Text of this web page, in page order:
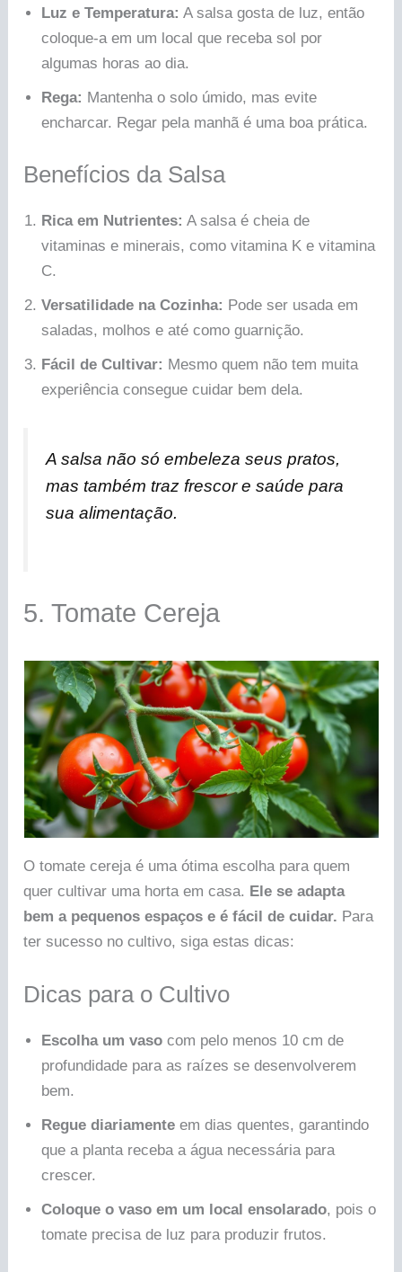
Luz e Temperatura: A salsa gosta de luz, então
coloque-a em um local que receba sol por
algumas horas ao dia.
Rega: Mantenha o solo úmido, mas evite
encharcar. Regar pela manhã é uma boa prática.
Benefícios da Salsa
Rica em Nutrientes: A salsa é cheia de
vitaminas e minerais, como vitamina K e vitamina
C.
Versatilidade na Cozinha: Pode ser usada em
saladas, molhos e até como guarnição.
Fácil de Cultivar: Mesmo quem não tem muita
experiência consegue cuidar bem dela.
A salsa não só embeleza seus pratos,
mas também traz frescor e saúde para
sua alimentação.
5. Tomate Cereja
O tomate cereja é uma ótima escolha para quem
quer cultivar uma horta em casa. Ele se adapta
bem a pequenos espaços e é fácil de cuidar. Para
ter sucesso no cultivo, siga estas dicas:
Dicas para o Cultivo
Escolha um vaso com pelo menos 10 cm de
profundidade para as raízes se desenvolverem
bem.
Regue diariamente em dias quentes, garantindo
que a planta receba a água necessária para
crescer.
Coloque o vaso em um local ensolarado, pois o
tomate precisa de luz para produzir frutos.